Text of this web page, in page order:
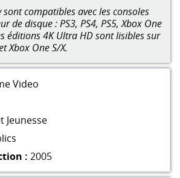
sont compatibles avec les consoles
de disque : PS3, PS4, PS5, Xbox One
éditions 4K Ultra HD sont lisibles sur
Xbox One S/X.
Video
Jeunesse
: 2005